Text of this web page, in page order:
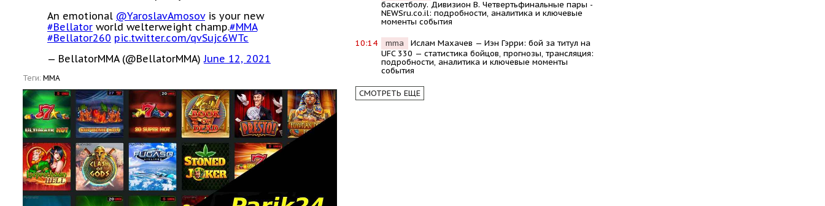
An emotional @YaroslavAmosovis your new
#Bellator world welterweight champ.#MMA
#Bellator260 pic.twitter.com/qvSujc6WTc
— BellatorMMA (@BellatorMMA)June 12, 2021
Теги: ММА
баскетболу. Дивизион В. Четвертьфинальные пары -
NEWSru.co.il: подробности, аналитика и ключевые
моменты события
10:14 mma
Ислам Махачев — Иэн Гэрри: бой за титул на
UFC 330 — статистика бойцов, прогнозы, трансляция:
подробности, аналитика и ключевые моменты
события
СМОТРЕТЬ ЕЩЕ